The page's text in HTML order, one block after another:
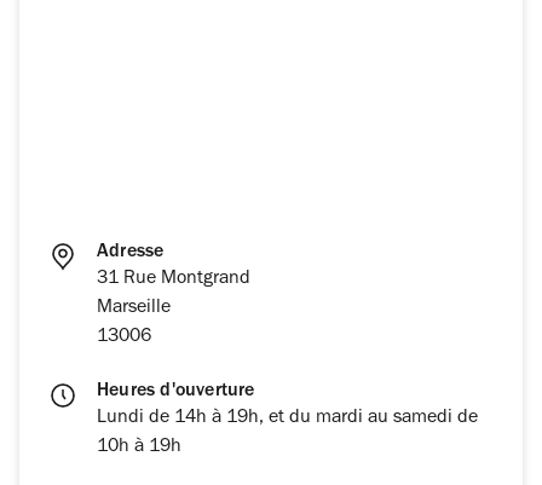
Adresse
31 Rue Montgrand
Marseille
13006
Heures d'ouverture
Lundi de 14h à 19h, et du mardi au samedi de
10h à 19h